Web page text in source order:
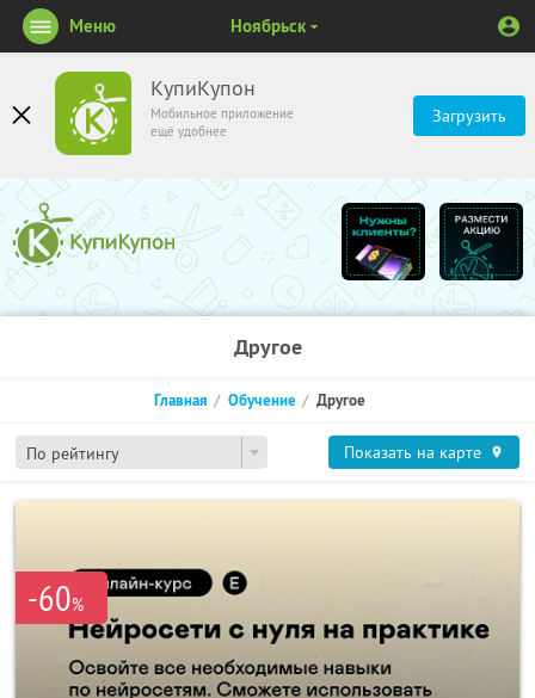
КупиКупон
Мобильное приложение
ещё удобнее
Загрузить
Меню Ноябрьск
Другое
По рейтингу
Главная Обучение Другое
Показать на карте
-60%